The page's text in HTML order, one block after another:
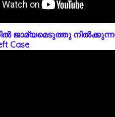
ജാമ്യമെടുത്തു
Case